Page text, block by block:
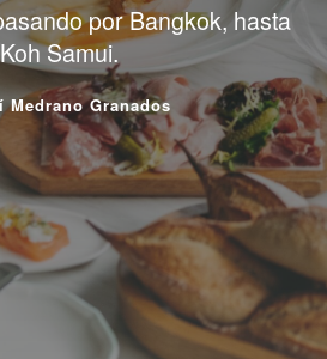
por Bangkok, hasta
Koh Samui.
Medrano Granados